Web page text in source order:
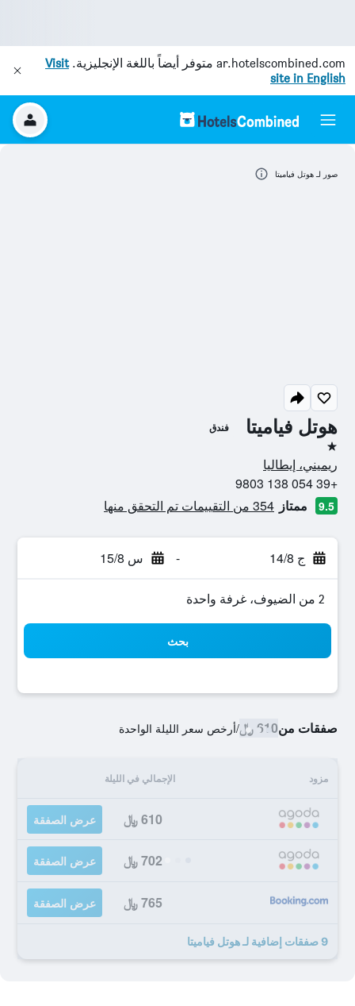
ar.hotelscombined.com متوفر أيضاً باللغة الإنجليزية.Visit
site in English
هوتل فياميتا فندق
نجمة واحدة
ريميني، إيطاليا
+39 054 138 9803
9.5 ممتاز 354 من التقييمات تم التحقق منها
ج 14/8 - س 15/8
2 من الضيوف، غرفة واحدة
بحث
صفقات من610 ﷼ /أرخص سعر الليلة الواحدة
مزود الإجمالي في الليلة
610 ﷼ عرض الصفقة
702 ﷼ عرض الصفقة
765 ﷼ عرض الصفقة
9 صفقات إضافية لـ هوتل فياميتا
صور لـ هوتل فياميتا